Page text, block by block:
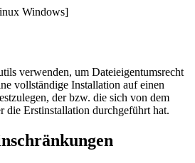
verwenden, um Dateieigentumsrecht
vollständige Installation auf einen
der bzw. die sich von dem
die Erstinstallation durchgeführt hat.